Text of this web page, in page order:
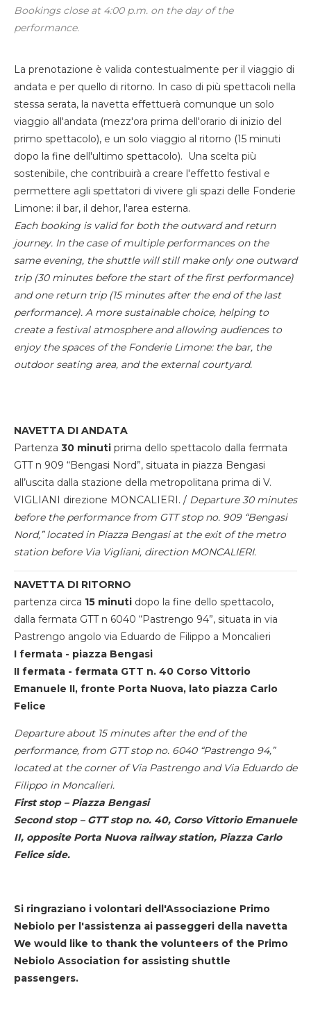
Bookings close at 4:00 p.m. on the day of the
performance.
La prenotazione è valida contestualmente per il viaggio di
andata e per quello di ritorno. In caso di più spettacoli nella
stessa serata, la navetta effettuerà comunque un solo
viaggio all'andata (mezz'ora prima dell'orario di inizio del
primo spettacolo), e un solo viaggio al ritorno (15 minuti
dopo la fine dell'ultimo spettacolo). Una scelta più
sostenibile, che contribuirà a creare l'effetto festival e
permettere agli spettatori di vivere gli spazi delle Fonderie
Limone: il bar, il dehor, l'area esterna.
Each booking is valid for both the outward and return
journey. In the case of multiple performances on the
same evening, the shuttle will still make only one outward
trip (30 minutes before the start of the first performance)
and one return trip (15 minutes after the end of the last
performance). A more sustainable choice, helping to
create a festival atmosphere and allowing audiences to
enjoy the spaces of the Fonderie Limone: the bar, the
outdoor seating area, and the external courtyard.
NAVETTA DI ANDATA
Partenza 30 minuti prima dello spettacolo dalla fermata
GTT n 909 “Bengasi Nord”, situata in piazza Bengasi
all’uscita dalla stazione della metropolitana prima di V.
VIGLIANI direzione MONCALIERI. / Departure 30 minutes
before the performance from GTT stop no. 909 “Bengasi
Nord,” located in Piazza Bengasi at the exit of the metro
station before Via Vigliani, direction MONCALIERI.
NAVETTA DI RITORNO
partenza circa 15 minuti dopo la fine dello spettacolo,
dalla fermata GTT n 6040 “Pastrengo 94”, situata in via
Pastrengo angolo via Eduardo de Filippo a Moncalieri
I fermata - piazza Bengasi
II fermata - fermata GTT n. 40 Corso Vittorio
Emanuele II, fronte Porta Nuova, lato piazza Carlo
Felice
Departure about 15 minutes after the end of the
performance, from GTT stop no. 6040 “Pastrengo 94,”
located at the corner of Via Pastrengo and Via Eduardo de
Filippo in Moncalieri.
First stop – Piazza Bengasi
Second stop – GTT stop no. 40, Corso Vittorio Emanuele
II, opposite Porta Nuova railway station, Piazza Carlo
Felice side.
Si ringraziano i volontari dell'Associazione Primo
Nebiolo per l'assistenza ai passeggeri della navetta
We would like to thank the volunteers of the Primo
Nebiolo Association for assisting shuttle
passengers.